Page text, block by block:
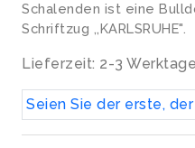
Schalenden ist eine
Schriftzug ,,KARLSRUHE".
Lieferzeit: 2-3 Werktage
Seien Sie der erste,